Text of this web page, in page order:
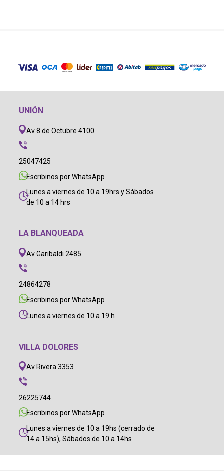
UNIÓN
Av 8 de Octubre 4100
25047425
Escribinos por WhatsApp
Lunes a viernes de 10 a 19hrs y Sábados
de 10 a 14 hrs
LA BLANQUEADA
Av Garibaldi 2485
24864278
Escribinos por WhatsApp
Lunes a viernes de 10 a 19 h
VILLA DOLORES
Av Rivera 3353
26225744
Escribinos por WhatsApp
Lunes a viernes de 10 a 19hs (cerrado de
14 a 15hs), Sábados de 10 a 14hs